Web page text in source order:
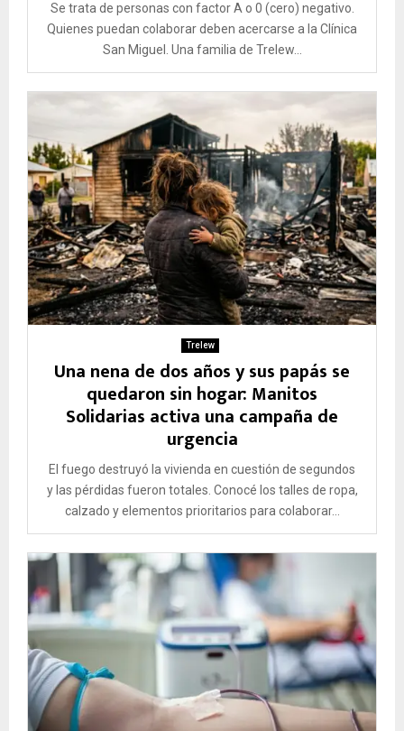
Se trata de personas con factor A o 0 (cero) negativo.
Quienes puedan colaborar deben acercarse a la Clínica
San Miguel. Una familia de Trelew...
Trelew
Una nena de dos años y sus papás se
quedaron sin hogar: Manitos
Solidarias activa una campaña de
urgencia
El fuego destruyó la vivienda en cuestión de segundos
y las pérdidas fueron totales. Conocé los talles de ropa,
calzado y elementos prioritarios para colaborar...